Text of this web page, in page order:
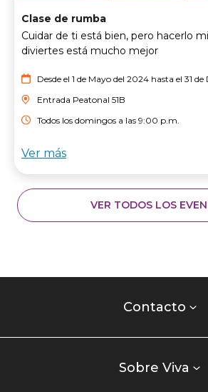
Clase de rumba
Cuidar de ti está bien, pero hacerlo
diviertes está mucho mejor
Desde el 1 de Mayo del 2024 hasta el 31
Entrada Peatonal 51B
Todos los domingos a las 9:00 p.m.
Ver más
VER TODOS LOS
Contacto
Sobre Viva